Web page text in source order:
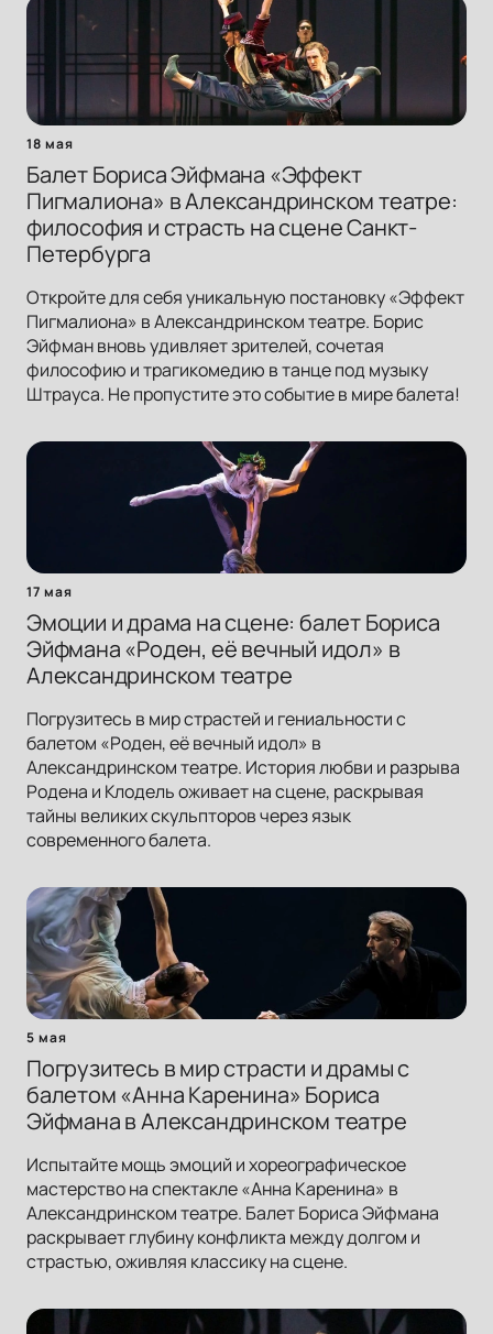
18 мая
Балет Бориса Эйфмана «Эффект
Пигмалиона» в Александринском театре:
философия и страсть на сцене Санкт-
Петербурга
Откройте для себя уникальную постановку «Эффект
Пигмалиона» в Александринском театре. Борис
Эйфман вновь удивляет зрителей, сочетая
философию и трагикомедию в танце под музыку
Штрауса. Не пропустите это событие в мире балета!
17 мая
Эмоции и драма на сцене: балет Бориса
Эйфмана «Роден, её вечный идол» в
Александринском театре
Погрузитесь в мир страстей и гениальности с
балетом «Роден, её вечный идол» в
Александринском театре. История любви и разрыва
Родена и Клодель оживает на сцене, раскрывая
тайны великих скульпторов через язык
современного балета.
5 мая
Погрузитесь в мир страсти и драмы с
балетом «Анна Каренина» Бориса
Эйфмана в Александринском театре
Испытайте мощь эмоций и хореографическое
мастерство на спектакле «Анна Каренина» в
Александринском театре. Балет Бориса Эйфмана
раскрывает глубину конфликта между долгом и
страстью, оживляя классику на сцене.